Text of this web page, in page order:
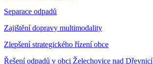
Separace odpadů
Zajištění dopravy multimodality
Zlepšení strategického řízení obce
Řešení odpadů v obci Želechovice nad Dřevnicí